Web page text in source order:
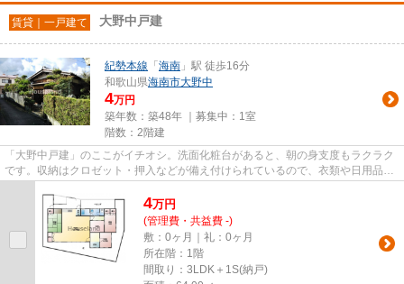
賃貸｜一戸建て 大野中戸建
紀勢本線 「 海南 」駅 徒歩16分
和歌山県海南市大野中
4万円
築年数：築48年 ｜募集中： 1室
階数：2階建
「大野中戸建」のここがイチオシ。洗面化粧台があると、朝の身支度もラクラク
です。収納はクロゼット・押入などが備え付けられているので、衣類や日用品の
4万円
(管理費・共益費 -)
敷：0ヶ月｜礼：0ヶ月
所在階：1階
間取り：3LDK＋1S(納戸)